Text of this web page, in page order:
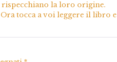
la loro origine.
tocca a voi leggere il libro e